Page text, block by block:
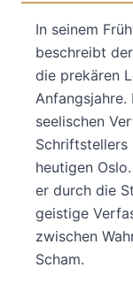
In seinem
beschreibt
die prekären
seelischen
Schriftstellers
heutigen
er durch die
geistige
zwischen
Scham.